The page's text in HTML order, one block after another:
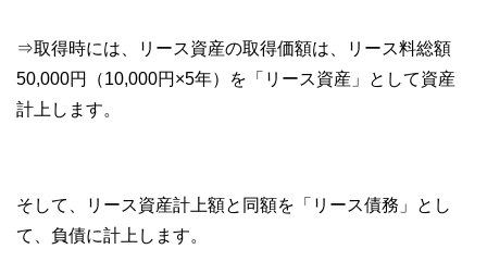
⇒取得時には、リース資産の取得価額は、リース料総額
50,000円（10,000円×5年）を「リース資産」として資産
計上します。
そして、リース資産計上額と同額を「リース債務」とし
て、負債に計上します。